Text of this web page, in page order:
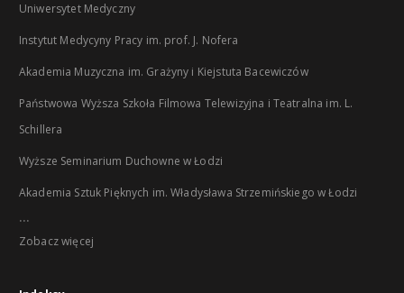
Uniwersytet Medyczny
Instytut Medycyny Pracy im. prof. J. Nofera
Akademia Muzyczna im. Grażyny i Kiejstuta Bacewiczów
Państwowa Wyższa Szkoła Filmowa Telewizyjna i Teatralna im. L.
Schillera
Wyższe Seminarium Duchowne w Łodzi
Akademia Sztuk Pięknych im. Władysława Strzemińskiego w Łodzi
...
Zobacz więcej